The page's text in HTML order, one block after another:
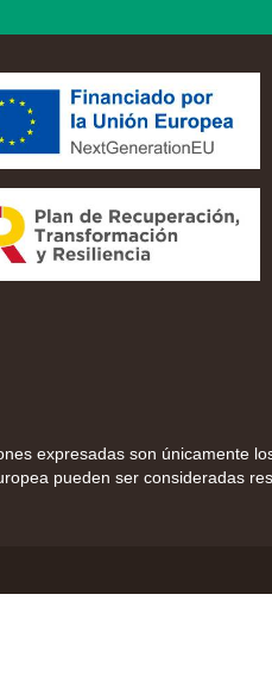
expresadas son únicamente
pueden ser consideradas